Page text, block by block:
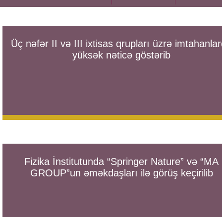
Üç nəfər II və III ixtisas qrupları üzrə
yüksək nəticə göstərib
Fizika İnstitutunda “Springer Nature” və “MA
GROUP”un əməkdaşları ilə görüş keçirilib